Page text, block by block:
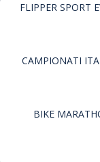
FLIPPER SPORT
CAMPIONATI
BIKE